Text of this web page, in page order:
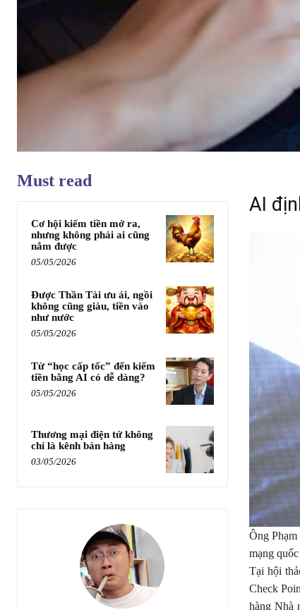
Must read
Cơ hội kiếm tiền mở ra,
nhưng không phải ai cũng
nắm được
05/05/2026
Được Thần Tài ưu ái, ngồi
không cũng giàu, tiền vào
như nước
05/05/2026
Từ “học cấp tốc” đến kiếm
tiền bằng AI có dễ dàng?
05/05/2026
Thương mại điện tử không
chỉ là kênh bán hàng
03/05/2026
AI
Ông
mạng
Tại hội
Check
hàng Nhà